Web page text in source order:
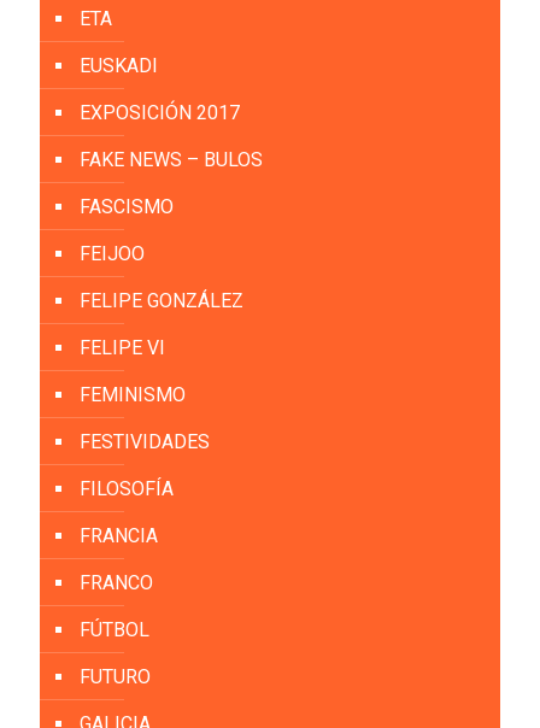
ETA
EUSKADI
EXPOSICIÓN 2017
FAKE NEWS – BULOS
FASCISMO
FEIJOO
FELIPE GONZÁLEZ
FELIPE VI
FEMINISMO
FESTIVIDADES
FILOSOFÍA
FRANCIA
FRANCO
FÚTBOL
FUTURO